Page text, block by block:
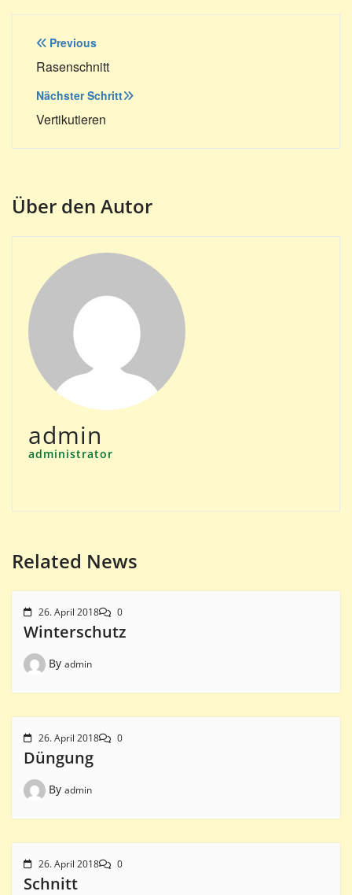
Beitragsnavigation
Previous
Rasenschnitt
Nächster Schritt
Vertikutieren
Über den Autor
admin
administrator
Related News
26. April 2018 0
Winterschutz
By admin
26. April 2018 0
Düngung
By admin
26. April 2018 0
Schnitt